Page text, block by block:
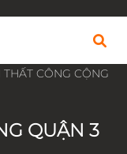
CÔNG CỘNG
QUẬN 3